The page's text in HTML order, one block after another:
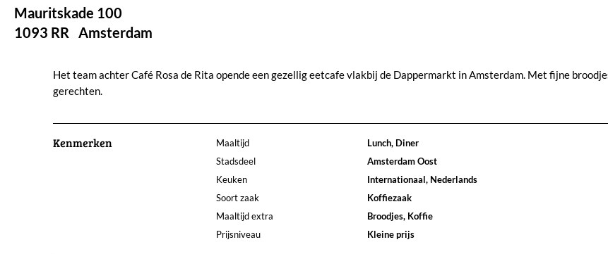
Mauritskade 100
1093 RR Amsterdam
Het team achter Café Rosa de Rita opende een gezellig eetcafe vlakbij de Dappermarkt in Amsterdam. Met fijne
gerechten.
Kenmerken Maaltijd
Lunch, Diner
Stadsdeel
Amsterdam Oost
Keuken
Internationaal, Nederlands
Soort zaak
Koffiezaak
Maaltijd extra
Broodjes, Koffie
Prijsniveau
Kleine prijs